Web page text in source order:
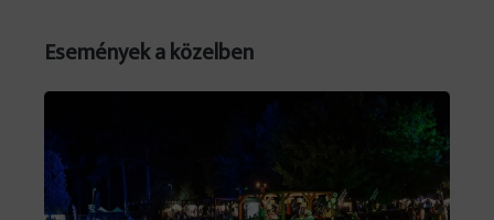
Események a közelben